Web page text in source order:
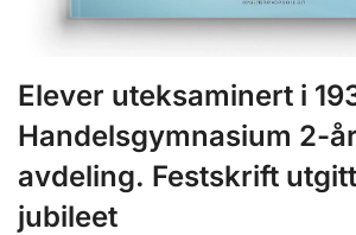
Elever uteksaminert i
Handelsgymnasium 2-
avdeling. Festskrift
jubileet